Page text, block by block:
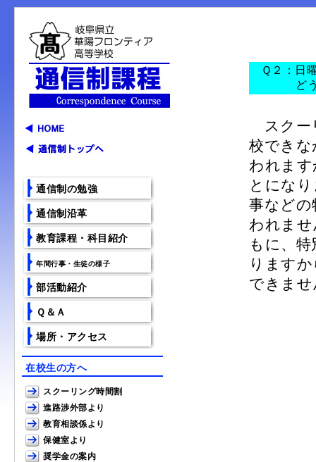
Ｑ２：日
どうす
スクー
校できな
われます
とにな
事などの
われませ
もに、
ります
できませ
通信制の勉強
通信制沿革
教育課程・科目紹介
年間行事・生徒の様子
部活動紹介
Ｑ＆Ａ
場所・アクセス
在校生の方へ
スクーリング時間割
進路渉外部より
教育相談係より
保健室より
奨学金の案内